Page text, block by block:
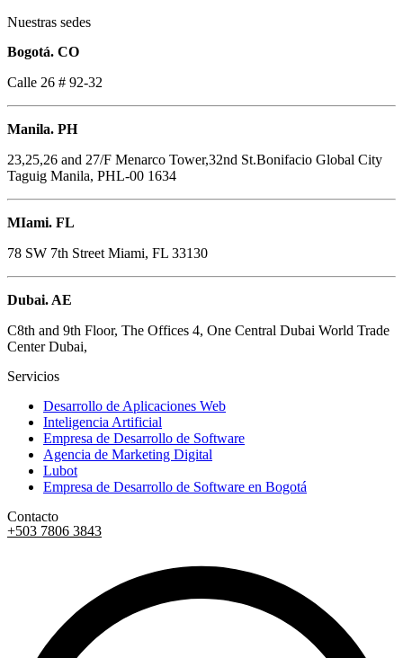
Nuestras sedes
Bogotá. CO
Calle 26 # 92-32
Manila. PH
23,25,26 and 27/F Menarco Tower,32nd St.Bonifacio Global City
Taguig Manila, PHL-00 1634
MIami. FL
78 SW 7th Street Miami, FL 33130
Dubai. AE
C8th and 9th Floor, The Offices 4, One Central Dubai World Trade
Center Dubai,
Servicios
Desarrollo de Aplicaciones Web
Inteligencia Artificial
Empresa de Desarrollo de Software
Agencia de Marketing Digital
Lubot
Empresa de Desarrollo de Software en Bogotá
Contacto
+503 7806 3843